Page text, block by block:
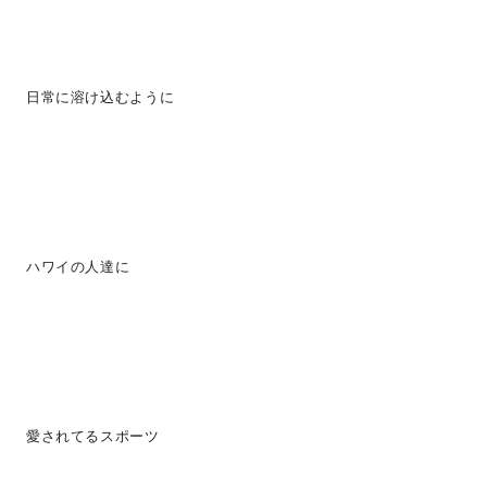
日常に溶け込むように
ハワイの人達に
愛されてるスポーツ